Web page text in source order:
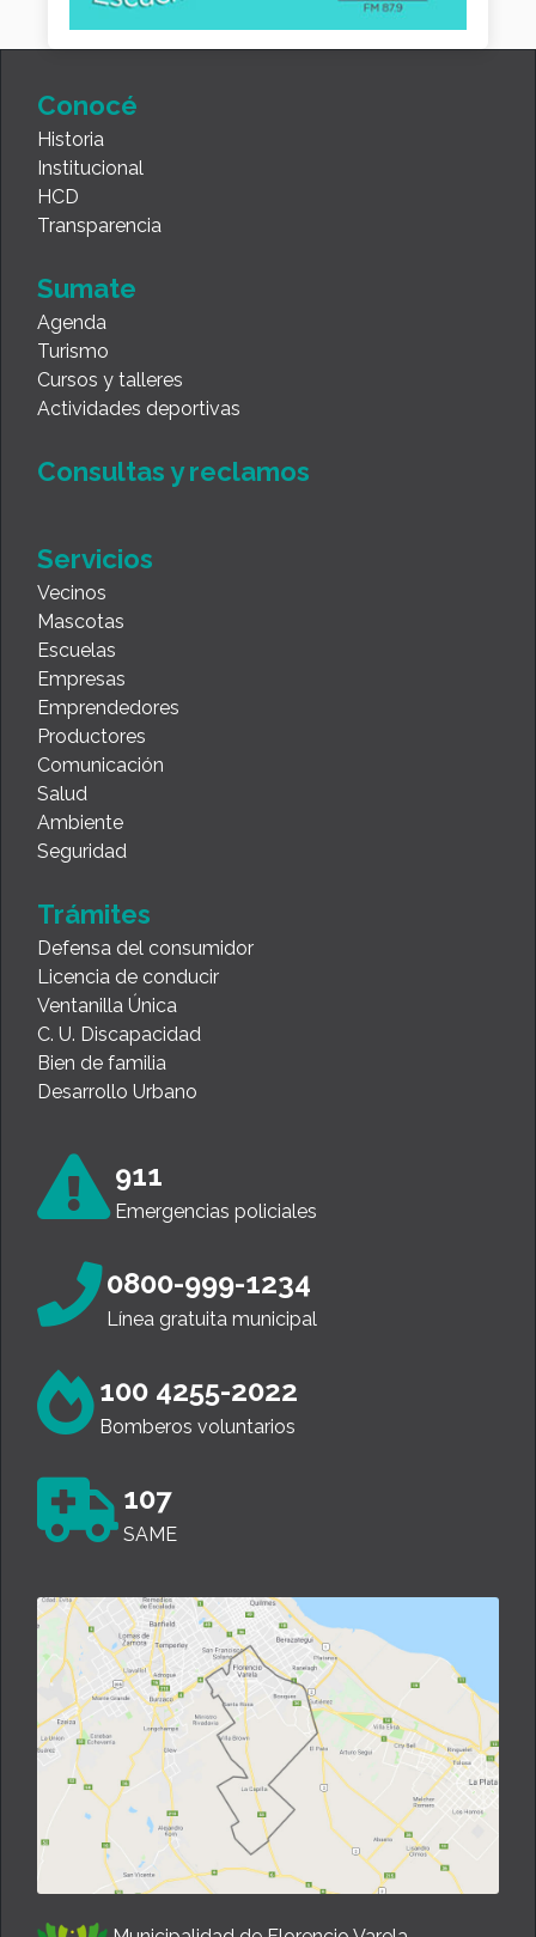
Conocé
Historia
Institucional
HCD
Transparencia
Sumate
Agenda
Turismo
Cursos y talleres
Actividades deportivas
Consultas y reclamos
Servicios
Vecinos
Mascotas
Escuelas
Empresas
Emprendedores
Productores
Comunicación
Salud
Ambiente
Seguridad
Trámites
Defensa del consumidor
Licencia de conducir
Ventanilla Única
C. U. Discapacidad
Bien de familia
Desarrollo Urbano
911
Emergencias policiales
0800-999-1234
Línea gratuita municipal
100 4255-2022
Bomberos voluntarios
107
SAME